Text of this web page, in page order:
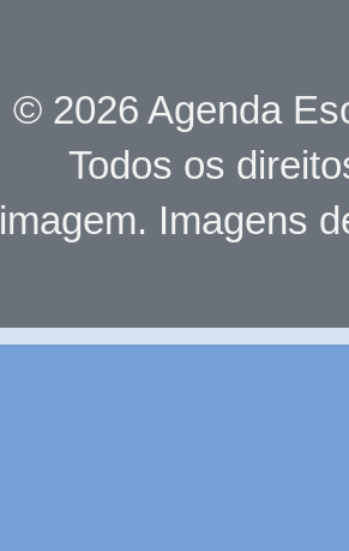
© 2026 Agenda
Todos os
imagem. Imagens